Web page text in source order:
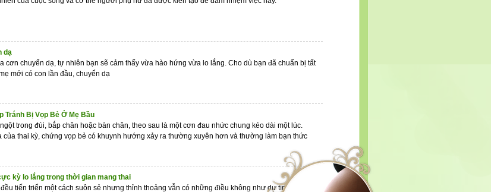
dạ
cơn chuyển dạ, tự nhiên bạn sẽ cảm thấy vừa hào hứng vừa lo lắng. Cho dù bạn đã chuẩn bị tất
mới có con lần đầu, chuyển dạ
Tránh Bị Vọp Bẻ Ở Mẹ Bầu
trong đùi, bắp chân hoặc bàn chân, theo sau là một cơn đau nhức chung kéo dài một lúc.
của thai kỳ, chứng vọp bẻ có khuynh hướng xảy ra thường xuyên hơn và thường làm bạn thức
kỳ lo lắng trong thời gian mang thai
tiến triển một cách suôn sẻ nhưng thỉnh thoảng vẫn có những điều không như dự tính xảy đến.